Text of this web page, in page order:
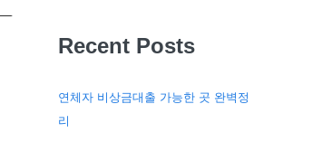
Recent Posts
연체자 비상금대출 가능한 곳 완벽정
리